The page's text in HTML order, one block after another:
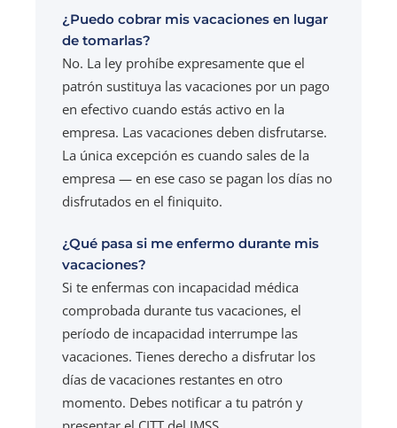
¿Puedo cobrar mis vacaciones en lugar
de tomarlas?
No. La ley prohíbe expresamente que el
patrón sustituya las vacaciones por un pago
en efectivo cuando estás activo en la
empresa. Las vacaciones deben disfrutarse.
La única excepción es cuando sales de la
empresa — en ese caso se pagan los días no
disfrutados en el finiquito.
¿Qué pasa si me enfermo durante mis
vacaciones?
Si te enfermas con incapacidad médica
comprobada durante tus vacaciones, el
período de incapacidad interrumpe las
vacaciones. Tienes derecho a disfrutar los
días de vacaciones restantes en otro
momento. Debes notificar a tu patrón y